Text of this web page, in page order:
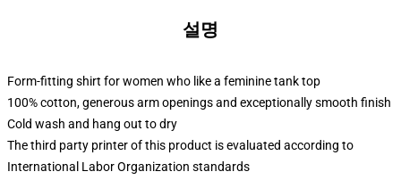
설명
Form-fitting shirt for women who like a feminine tank top
100% cotton, generous arm openings and exceptionally smooth finish
Cold wash and hang out to dry
The third party printer of this product is evaluated according to
International Labor Organization standards